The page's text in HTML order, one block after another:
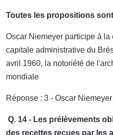
Toutes les propositions
Oscar Niemeyer participe à
capitale administrative du
avril 1960, la notoriété de
mondiale
Réponse : 3 - Oscar Niemeyer
Q. 14 - Les prélèvements
des recettes reçues par les